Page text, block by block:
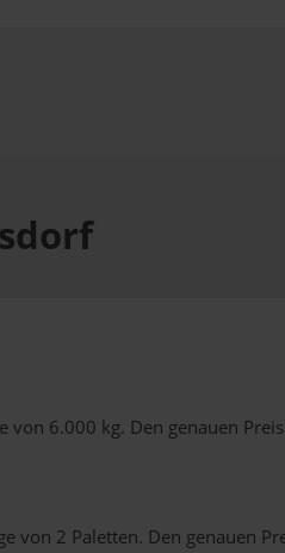
von 6.000 kg. Den genauen
von 2 Paletten. Den genauen